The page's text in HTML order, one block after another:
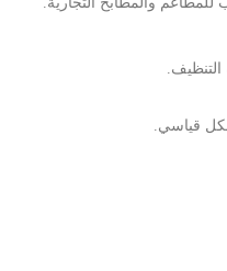
التنظيف.
قياسي.